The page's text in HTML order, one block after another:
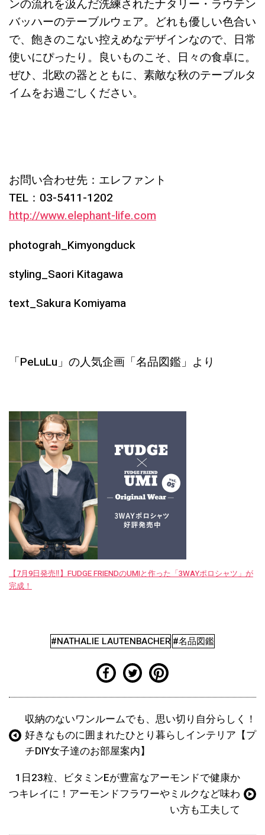
ンの流れを汲んだ洗練されたナタリー・ラウテン
バッハーのテーブルウェア。どれも優しい色合い
で、飽きのこない控えめなデザインなので、日常
使いにぴったり。良いものこそ、日々の食卓に。
ぜひ、北欧の器とともに、素敵な秋のテーブルタ
イムをお過ごしください。
お問い合わせ先：エレファント
TEL：03-5411-1202
http://www.elephant-life.com
photograh_Kimyongduck
styling_Saori Kitagawa
text_Sakura Komiyama
「PeLuLu」の人気企画「名品図鑑」より
【7月9日発売‼︎】FUDGE FRIENDのUMIと作った「3WAYポロシャツ」が
完成！
#NATHALIE LAUTENBACHER #名品図鑑
収納のないワンルームでも、思い切り自分らしく！
好きなものに囲まれたひとり暮らしインテリア【プ
チDIY女子達のお部屋案内】
1日23粒、ビタミンEが豊富なアーモンドで健康か
つキレイに！アーモンドフラワーやミルクなど味わ
い方も工夫して